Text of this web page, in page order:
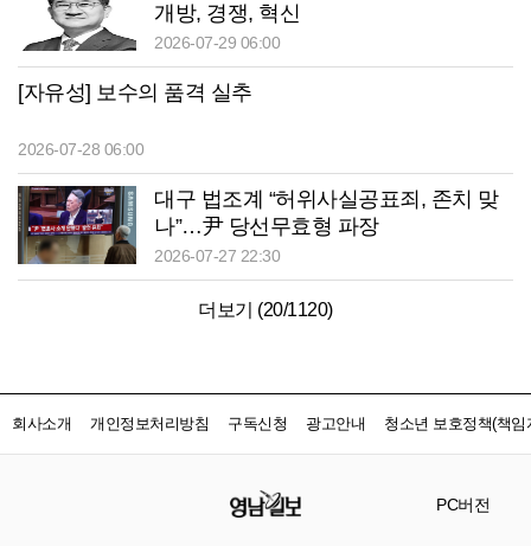
개방, 경쟁, 혁신
2026-07-29 06:00
[자유성] 보수의 품격 실추
2026-07-28 06:00
대구 법조계 “허위사실공표죄, 존치 맞
나”…尹 당선무효형 파장
2026-07-27 22:30
더보기 (20/1120)
회사소개 개인정보처리방침 구독신청 광고안내 청소년 보호정책(책임
PC버전